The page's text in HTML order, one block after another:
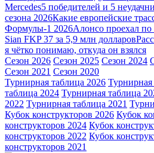
Mercedes5 победителей и 5
сезона 2026Какие европейские
Формулы-1 2026Алонсо проехал
Sian FKP 37 за 5,9 млн долларов
я чётко понимаю, откуда он взялся
Сезон 2026 Сезон 2025 Сезон 2024
Сезон 2021 Сезон 2020
Турнирная таблица 2026 Турнирная
таблица 2024 Турнирная таблица
2022 Турнирная таблица 2021
Кубок конструкторов 2026 Кубок
конструкторов 2024 Кубок
конструкторов 2022 Кубок
конструкторов 2021